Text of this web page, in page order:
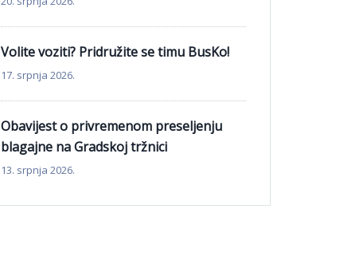
Volite voziti? Pridružite se timu BusKo!
17. srpnja 2026.
Obavijest o privremenom preseljenju
blagajne na Gradskoj tržnici
13. srpnja 2026.